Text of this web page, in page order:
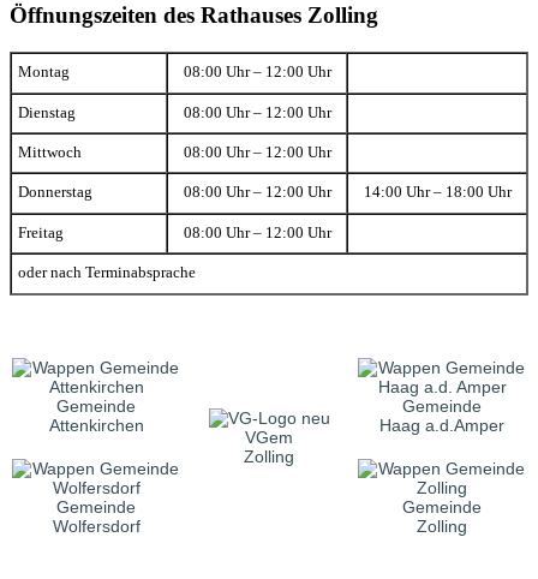
Öffnungszeiten des Rathauses Zolling
Montag 08:00 Uhr – 12:00 Uhr
Dienstag 08:00 Uhr – 12:00 Uhr
Mittwoch 08:00 Uhr – 12:00 Uhr
Donnerstag 08:00 Uhr – 12:00 Uhr 14:00 Uhr – 18:00 Uhr
Freitag 08:00 Uhr – 12:00 Uhr
oder nach Terminabsprache
Gemeinde
Attenkirchen
VGem
Zolling
Gemeinde
Haag a.d.Amper
Gemeinde
Wolfersdorf
Gemeinde
Zolling